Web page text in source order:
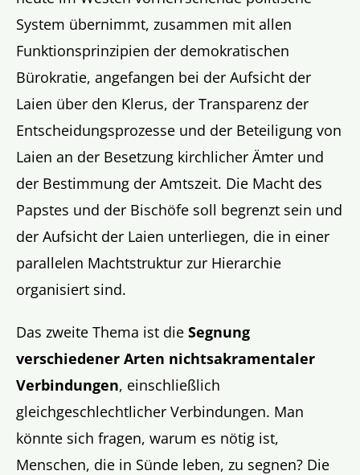
System übernimmt, zusammen mit allen
Funktionsprinzipien der demokratischen
Bürokratie, angefangen bei der Aufsicht der
Laien über den Klerus, der Transparenz der
Entscheidungsprozesse und der Beteiligung von
Laien an der Besetzung kirchlicher Ämter und
der Bestimmung der Amtszeit. Die Macht des
Papstes und der Bischöfe soll begrenzt sein und
der Aufsicht der Laien unterliegen, die in einer
parallelen Machtstruktur zur Hierarchie
organisiert sind.
Das zweite Thema ist die Segnung
verschiedener Arten nichtsakramentaler
Verbindungen, einschließlich
gleichgeschlechtlicher Verbindungen. Man
könnte sich fragen, warum es nötig ist,
Menschen, die in Sünde leben, zu segnen? Die